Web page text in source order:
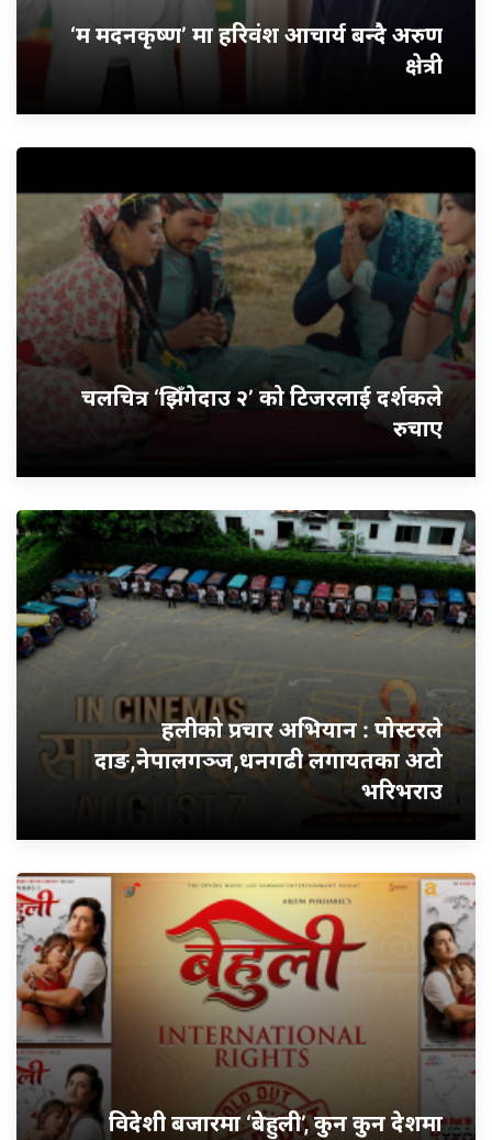
‘म मदनकृष्ण’ मा हरिवंश आचार्य बन्दै अरुण
क्षेत्री
चलचित्र ‘झिँगेदाउ २’ को टिजरलाई दर्शकले
रुचाए
हलीको प्रचार अभियान : पोस्टरले
दाङ,नेपालगञ्ज,धनगढी लगायतका अटो
भरिभराउ
विदेशी बजारमा ‘बेहुली’, कुन कुन देशमा